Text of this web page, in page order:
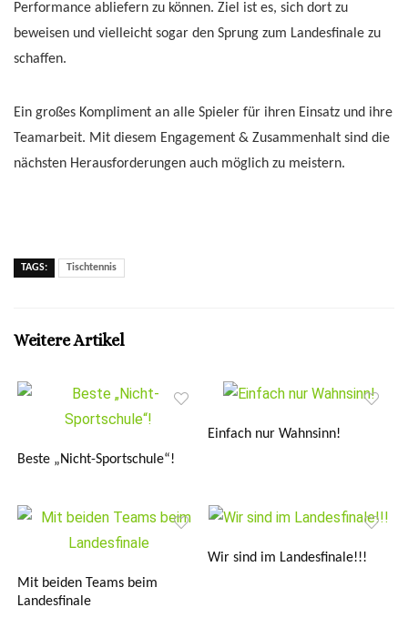
Performance abliefern zu können. Ziel ist es, sich dort zu
beweisen und vielleicht sogar den Sprung zum Landesfinale zu
schaffen.
Ein großes Kompliment an alle Spieler für ihren Einsatz und ihre
Teamarbeit. Mit diesem Engagement & Zusammenhalt sind die
nächsten Herausforderungen auch möglich zu meistern.
TAGS: Tischtennis
Weitere Artikel
Beste „Nicht-Sportschule“!
Einfach nur Wahnsinn!
Mit beiden Teams beim
Landesfinale
Wir sind im Landesfinale!!!